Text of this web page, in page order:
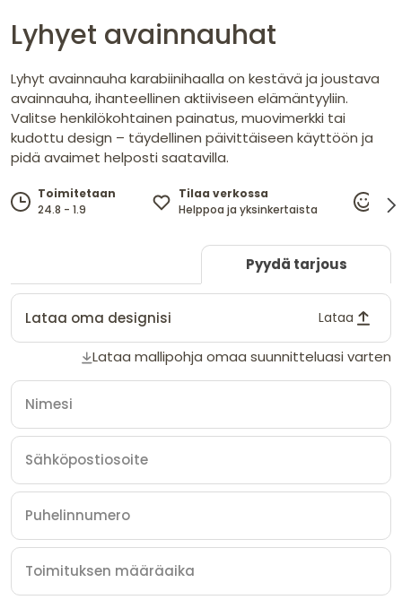
Lyhyet avainnauhat
Lyhyt avainnauha karabiinihaalla on kestävä ja joustava
avainnauha, ihanteellinen aktiiviseen elämäntyyliin.
Valitse henkilökohtainen painatus, muovimerkki tai
kudottu design – täydellinen päivittäiseen käyttöön ja
pidä avaimet helposti saatavilla.
Toimitetaan
24.8 - 1.9
Tilaa verkossa
Helppoa ja yksinkertaista
Pyydä tarjous
Lataa oma designisi Lataa
Lataa mallipohja omaa suunnitteluasi varten